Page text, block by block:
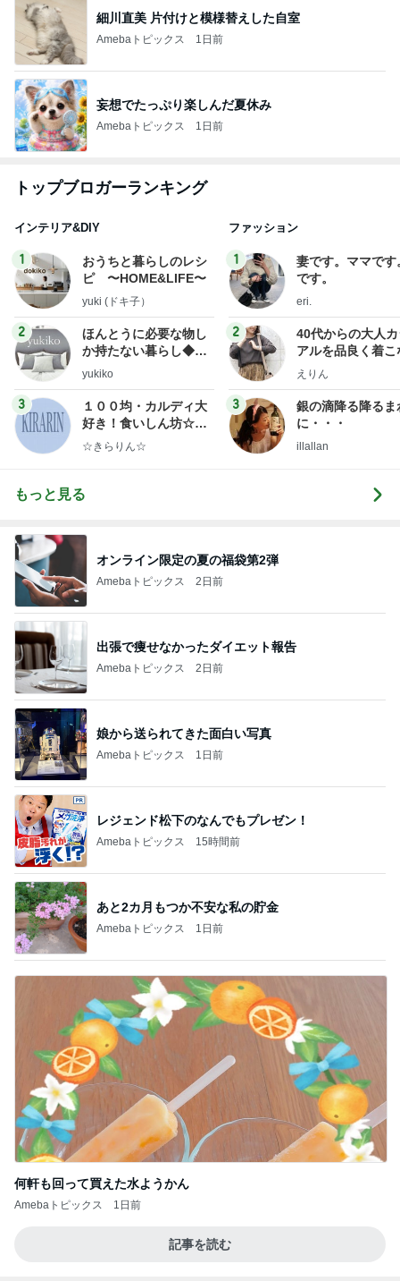
細川直美 片付けと模様替えした自室
Amebaトピックス 1日前
妄想でたっぷり楽しんだ夏休み
Amebaトピックス 1日前
トップブロガーランキング
インテリア&DIY
1
おうちと暮らしのレシ
ピ 〜HOME&LIFE〜
yuki (ドキ子）
2
ほんとうに必要な物し
か持たない暮らし◆Ke
ep Life Simple◆〜イ
yukiko
3
１００均・カルディ大
好き！食いしん坊☆き
らりん☆のブログ
☆きらりん☆
ファッション
1
妻です。ママです
です。
eri.
2
40代からの大人
アルを品良く着こ
ファッションブロ
えりん
3
銀の滴降る降るま
に・・・
illallan
もっと見る
オンライン限定の夏の福袋第2弾
Amebaトピックス 2日前
出張で痩せなかったダイエット報告
Amebaトピックス 2日前
娘から送られてきた面白い写真
Amebaトピックス 1日前
レジェンド松下のなんでもプレゼン！
Amebaトピックス 15時間前
あと2カ月もつか不安な私の貯金
Amebaトピックス 1日前
何軒も回って買えた水ようかん
Amebaトピックス 1日前
記事を読む